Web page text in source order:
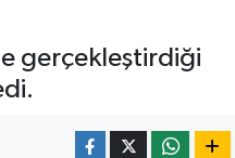
gerçekleştirdiği